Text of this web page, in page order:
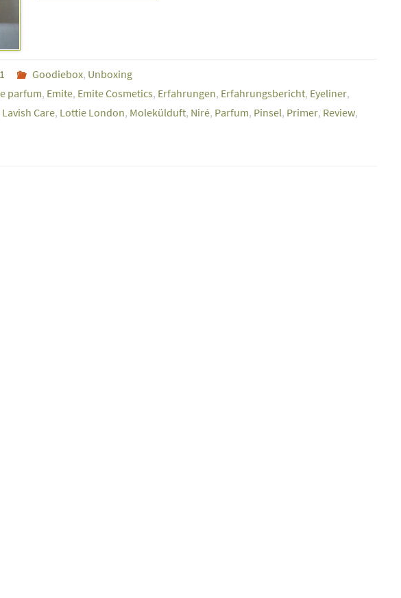
Goodiebox, Unboxing
parfum, Emite, Emite Cosmetics, Erfahrungen, Erfahrungsbericht, Eyeliner,
Lavish Care, Lottie London, Molekülduft, Niré, Parfum, Pinsel, Primer, Review,